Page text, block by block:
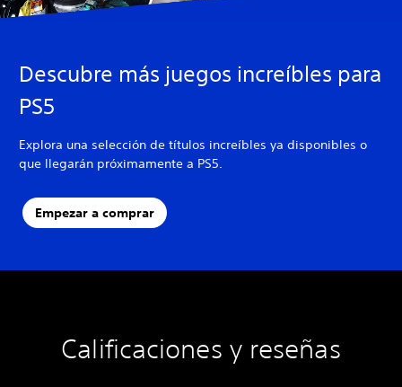
Descubre más juegos increíbles para
PS5
Explora una selección de títulos increíbles ya disponibles o
que llegarán próximamente a PS5.
Empezar a comprar
Calificaciones y reseñas